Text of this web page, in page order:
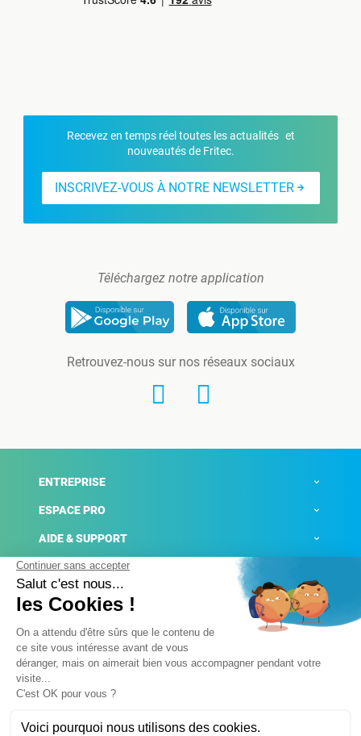
Recevez en temps réel toutes les actualités et
nouveautés de Fritec.
INSCRIVEZ-VOUS À NOTRE NEWSLETTER
Téléchargez notre application
Retrouvez-nous sur nos réseaux sociaux
ENTREPRISE
ESPACE PRO
AIDE & SUPPORT
ACTUALITÉS
Mentions légales